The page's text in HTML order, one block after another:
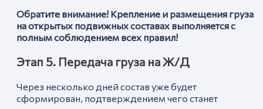
Обратите внимание! Крепление и размещения груза
на открытых подвижных составах выполняется с
полным соблюдением всех правил!
Этап 5. Передача груза на Ж/Д
Через несколько дней состав уже будет
сформирован, подтверждением чего станет